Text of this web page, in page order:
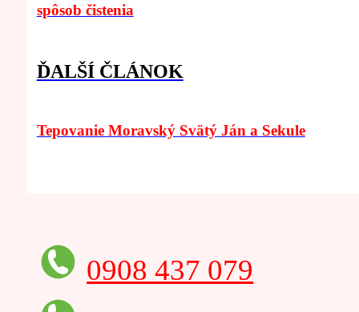
spôsob čistenia
ĎALŠÍ ČLÁNOK
Tepovanie Moravský Svätý Ján a Sekule
0908 437 079